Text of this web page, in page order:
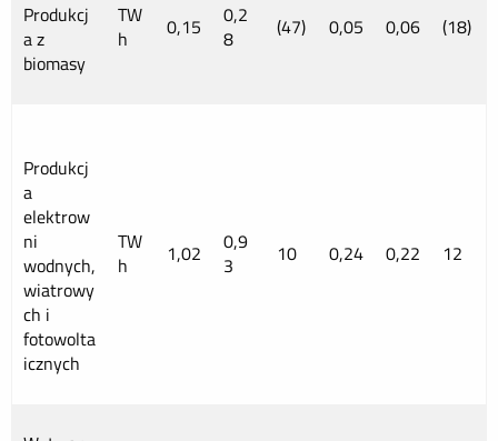
Produkcj
a z
biomasy
TW
h
0,15
0,2
8
(47) 0,05 0,06 (18)
Produkcj
a
elektrow
ni
wodnych,
wiatrowy
ch i
fotowolta
icznych
TW
h
1,02
0,9
3
10 0,24 0,22 12